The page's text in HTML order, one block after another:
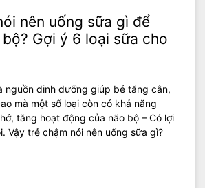
nên uống sữa gì để
Gợi ý 6 loại sữa cho
nguồn dinh dưỡng giúp bé tăng cân,
mà một số loại còn có khả năng
tăng hoạt động của não bộ – Có lợi
Vậy trẻ chậm nói nên uống sữa gì?